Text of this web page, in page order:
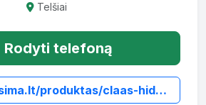
Telšiai
Rodyti telefoną
produktas/claas-hidrauliniai-skirstytuvai/